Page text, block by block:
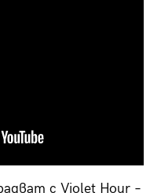
с Violet Hour –